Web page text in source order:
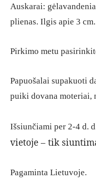
Auskarai:
plienas. Ilgis apie 3 cm.
Pirkimo metu
Papuošalai supakuoti
puiki dovana moteriai,
Išsiunčiami per 2-4 d.
vietoje – tik
Pagaminta Lietuvoje.